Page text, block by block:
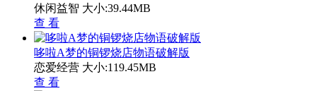
休闲益智 大小:39.44MB
查 看
哆啦A梦的铜锣烧店物语破解版
恋爱经营 大小:119.45MB
查 看